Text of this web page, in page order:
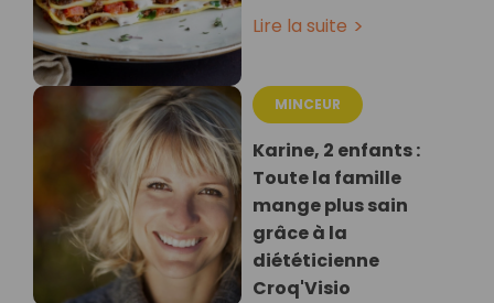
Lire la suite
MINCEUR
Karine, 2 enfants :
Toute la famille
mange plus sain
grâce à la
diététicienne
Croq'Visio